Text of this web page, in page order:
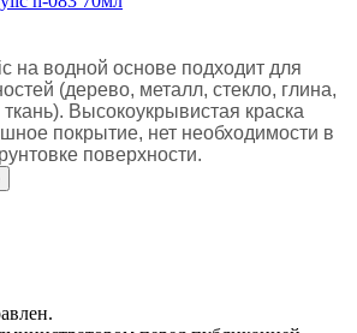
на водной основе подходит для
(дерево, металл, стекло, глина,
Высокоукрывистая краска
покрытие, нет необходимости в
поверхности.